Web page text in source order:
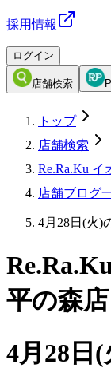
採用情報
ログイン
店舗検索
トップ
店舗検索
Re.Ra.Ku
店舗ブログ
4月28日(火)
平の森店
4月28日